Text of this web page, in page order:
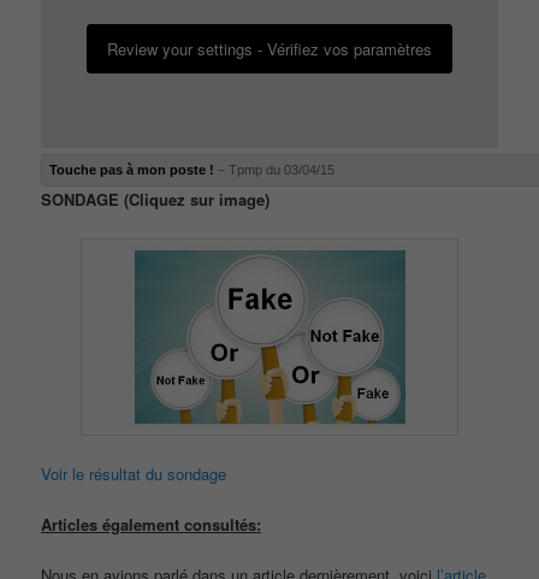
Review your settings - Vérifiez vos paramètres
Touche pas à mon poste ! – Tpmp du 03/04/15
SONDAGE (Cliquez sur image)
Voir le résultat du sondage
Articles également consultés: